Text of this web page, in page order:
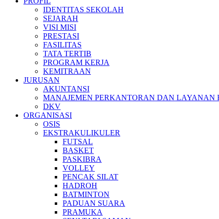
IDENTITAS SEKOLAH
SEJARAH
VISI MISI
PRESTASI
FASILITAS
TATA TERTIB
PROGRAM KERJA
KEMITRAAN
JURUSAN
AKUNTANSI
MANAJEMEN PERKANTORAN DAN LAYANAN
DKV
ORGANISASI
OSIS
EKSTRAKULIKULER
FUTSAL
BASKET
PASKIBRA
VOLLEY
PENCAK SILAT
HADROH
BATMINTON
PADUAN SUARA
PRAMUKA